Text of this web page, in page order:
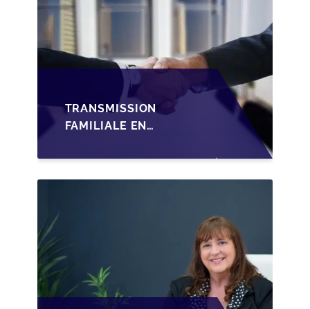
TRANSMISSION
FAMILIALE EN
STRUCTURER LA
CESSION DES PARTS